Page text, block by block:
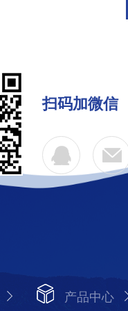
扫码加微信
产品中心